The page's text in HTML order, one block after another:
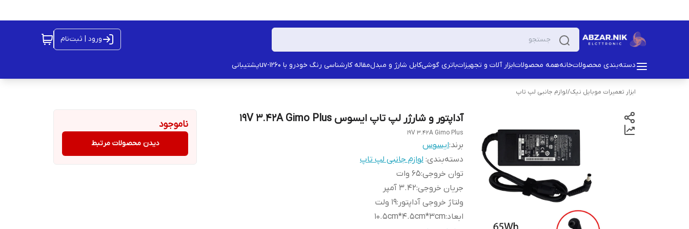
ورود | ثبت‌نام
دسته‌بندی محصولاتخانههمه محصولاتابزار آلات و تجهیزاتباتری گوشیکابل شارژ و مبدلمقاله کارشناسی رنگ خودرو با uv-1260 پشتیبانی
ابزار تعمیرات موبایل نیک/لوازم جانبی لپ تاپ
آداپتور و شارژر لپ تاپ ایسوس 19V 3.42A Gimo Plus
19V 3.42A Gimo Plus
برند:ایسوس
دسته‌بندی: لوازم جانبی لپ تاپ
توان خروجی:65 وات
جریان خروجی:3.42 آمپر
ولتاژ خروجی آداپتور :19 ولت
ابعاد:
10.5cm*4.5cm*3cm
ناموجود
دیدن محصولات مرتبط